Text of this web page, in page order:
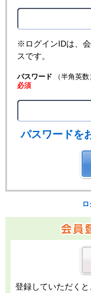
※ログインIDは、
スです。
パスワード （半角英
必須
パスワードを
登録していただく